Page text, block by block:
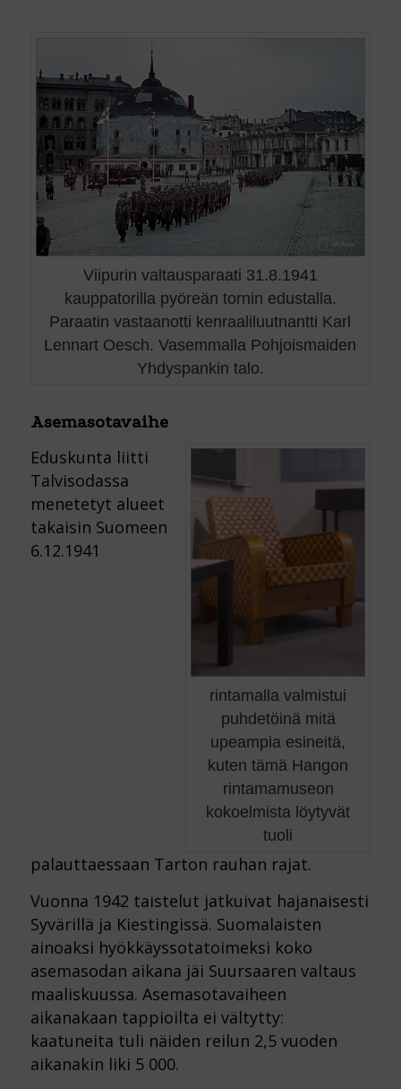
Viipurin valtausparaati 31.8.1941
kauppatorilla pyöreän tornin edustalla.
Paraatin vastaanotti kenraaliluutnantti Karl
Lennart Oesch. Vasemmalla Pohjoismaiden
Yhdyspankin talo.
Asemasotavaihe
rintamalla valmistui
puhdetöinä mitä
upeampia esineitä,
kuten tämä Hangon
rintamamuseon
kokoelmista löytyvät
tuoli
Eduskunta liitti
Talvisodassa
menetetyt alueet
takaisin Suomeen
6.12.1941
palauttaessaan Tarton rauhan rajat.
Vuonna 1942 taistelut jatkuivat hajanaisesti
Syvärillä ja Kiestingissä. Suomalaisten
ainoaksi hyökkäyssotatoimeksi koko
asemasodan aikana jäi Suursaaren valtaus
maaliskuussa. Asemasotavaiheen
aikanakaan tappioilta ei vältytty:
kaatuneita tuli näiden reilun 2,5 vuoden
aikanakin liki 5 000.